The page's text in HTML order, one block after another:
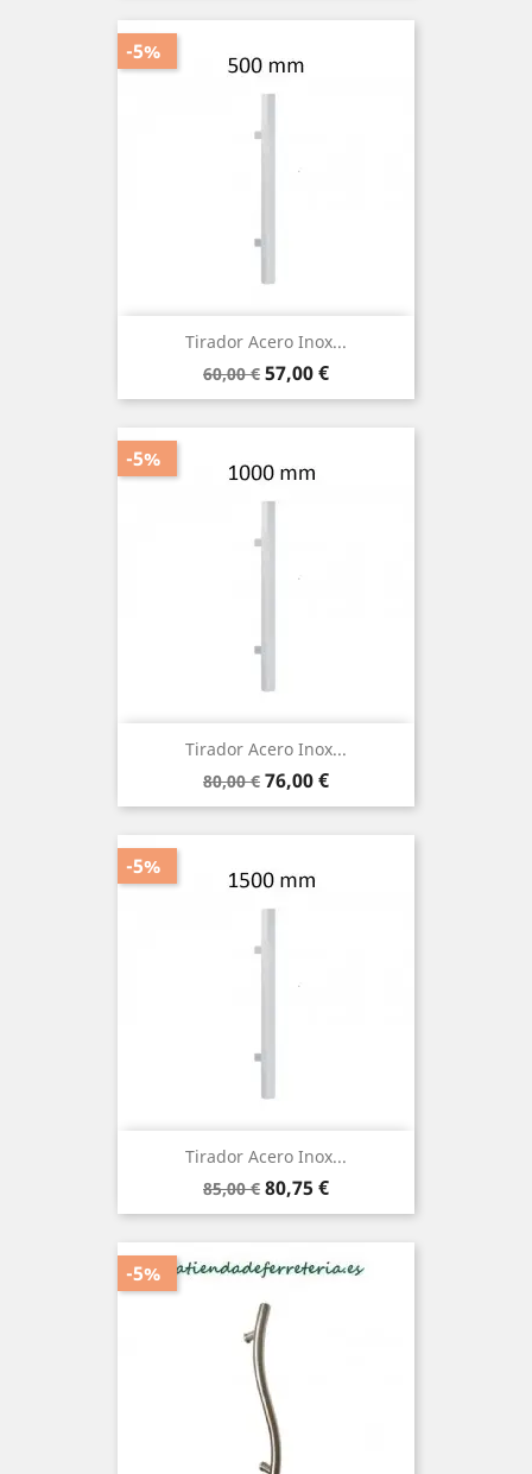
Tirador Acero Inox...
Precio
base
60,00 € Precio
57,00 €
-5%
Tirador Acero Inox...
Precio
base
80,00 € Precio
76,00 €
-5%
Tirador Acero Inox...
Precio
base
85,00 € Precio
80,75 €
-5%
-5%